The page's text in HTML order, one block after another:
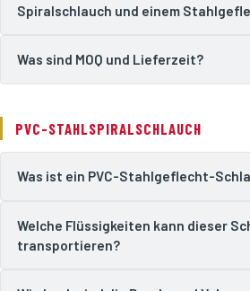
Spiralschlauch und einem
Was sind MOQ und Lieferzeit?
PVC-STAHLSPIRALSCHLAUCH
Was ist ein PVC-Stahlgeflecht-
Welche Flüssigkeiten kann dieser
transportieren?